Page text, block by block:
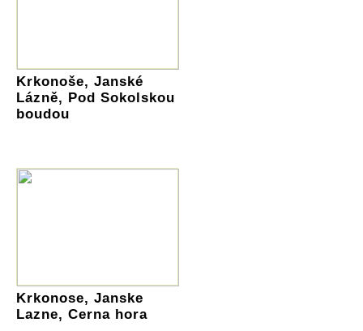
Krkonoše, Janské
Lázně, Pod Sokolskou
boudou
Krkonose, Janske
Lazne, Cerna hora